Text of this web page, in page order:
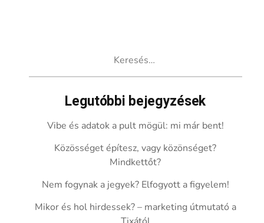
Legutóbbi bejegyzések
Vibe és adatok a pult mögül: mi már bent!
Közösséget építesz, vagy közönséget?
Mindkettőt?
Nem fogynak a jegyek? Elfogyott a figyelem!
Mikor és hol hirdessek? – marketing útmutató a